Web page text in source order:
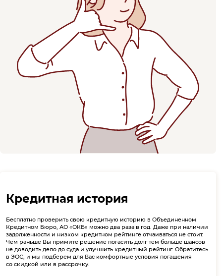
Кредитная история
Бесплатно проверить свою кредитную историю в Объединенном
Кредитном Бюро, АО «ОКБ» можно два раза в год. Даже при наличии
задолженности и низком кредитном рейтинге отчаиваться не стоит.
Чем раньше Вы примите решение погасить долг тем больше шансов
не доводить дело до суда и улучшить кредитный рейтинг. Обратитесь
в ЭОС, и мы подберем для Вас комфортные условия погашения
со скидкой или в рассрочку.